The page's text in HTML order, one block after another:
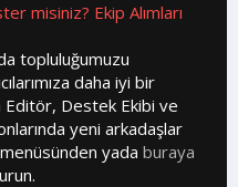
misiniz? Ekip Alımları
topluluğumuzu
daha iyi bir
Editör, Destek Ekibi ve
yeni arkadaşlar
yada buraya